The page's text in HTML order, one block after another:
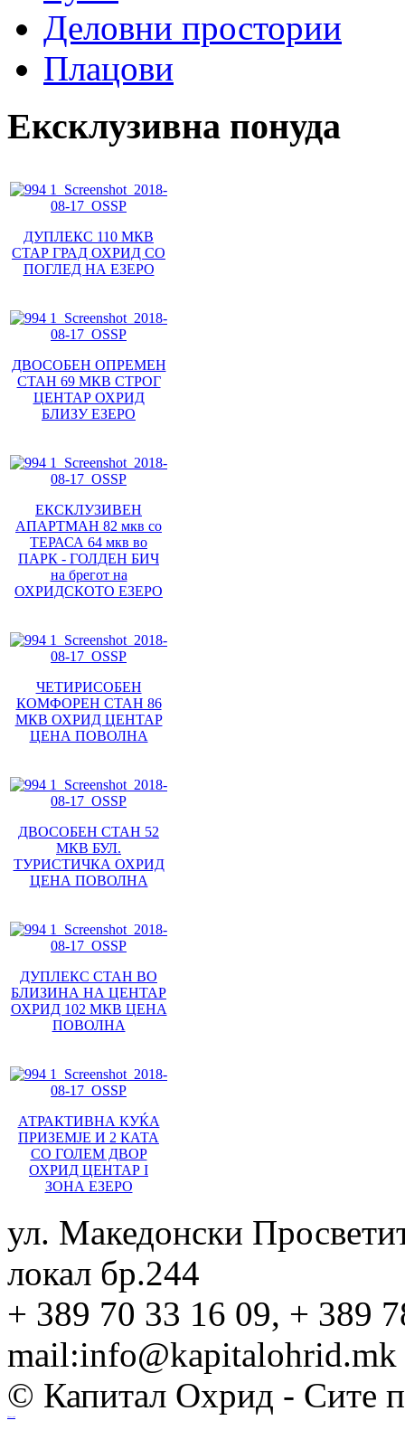
Деловни простории
Плацови
Ексклузивна понуда
ДУПЛЕКС 110 МКВ
СТАР ГРАД ОХРИД СО
ПОГЛЕД НА ЕЗЕРО
ДВОСОБЕН ОПРЕМЕН
СТАН 69 МКВ СТРОГ
ЦЕНТАР ОХРИД
БЛИЗУ ЕЗЕРО
ЕКСКЛУЗИВЕН
АПАРТМАН 82 мкв со
ТЕРАСА 64 мкв во
ПАРК - ГОЛДЕН БИЧ
на брегот на
ОХРИДСКОТО ЕЗЕРО
ЧЕТИРИСОБЕН
КОМФОРЕН СТАН 86
МКВ ОХРИД ЦЕНТАР
ЦЕНА ПОВОЛНА
ДВОСОБЕН СТАН 52
МКВ БУЛ.
ТУРИСТИЧКА ОХРИД
ЦЕНА ПОВОЛНА
ДУПЛЕКС СТАН ВО
БЛИЗИНА НА ЦЕНТАР
ОХРИД 102 МКВ ЦЕНА
ПОВОЛНА
АТРАКТИВНА КУЌА
ПРИЗЕМЈЕ И 2 КАТА
СО ГОЛЕМ ДВОР
ОХРИД ЦЕНТАР I
ЗОНА ЕЗЕРО
ул. Македонски
локал бр.244
+ 389 70 33 16 09, + 389
mail:info@kapitalohrid.mk
© Капитал Охрид - Сите
Ihost.mk